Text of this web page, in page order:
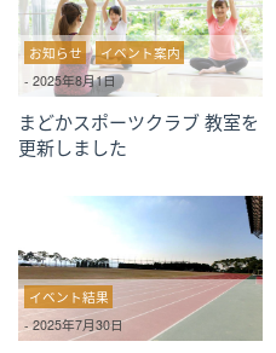
お知らせ
イベント案内
-2025年8月1日
まどかスポーツクラブ 教室を
更新しました
イベント結果
-2025年7月30日